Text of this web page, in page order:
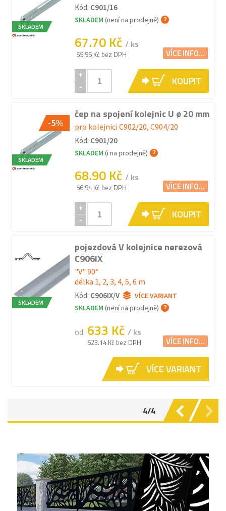
SKLADEM
Kód: C901/16
SKLADEM (není na prodejně)
67.70 Kč / ks
55.95 Kč bez DPH VÍCE INFO...
+
-
KOUPIT
-5%
SKLADEM
čep na spojení kolejnic U ø 20 mm
pro kolejnici C902/20, C904/20
Kód: C901/20
SKLADEM (i na prodejně)
68.90 Kč / ks
56.94 Kč bez DPH VÍCE INFO...
+
-
KOUPIT
SKLADEM
pojezdová V kolejnice nerezová
C906IX
"V" 90°
délka 1, 2, 3, 4, 5, 6 m
Kód: C906IX/V
VÍCE VARIANT
SKLADEM (není na prodejně)
od 633 Kč / ks
523.14 Kč bez DPH VÍCE INFO...
VÍCE VARIANT
4/4